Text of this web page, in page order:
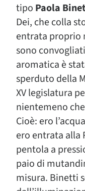
tipo Paola
Dei, che colla
entrata proprio
sono
aromatica è
sperduto della
XV legislatura
nientemeno
Cioè: ero
ero entrata alla
pentola a
paio di
misura. Binetti